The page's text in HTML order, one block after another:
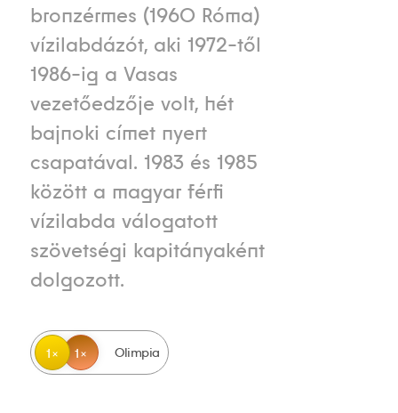
bronzérmes (1960 Róma)
vízilabdázót, aki 1972-től
1986-ig a Vasas
vezetőedzője volt, hét
bajnoki címet nyert
csapatával. 1983 és 1985
között a magyar férfi
vízilabda válogatott
szövetségi kapitányaként
dolgozott.
1 1 Olimpia